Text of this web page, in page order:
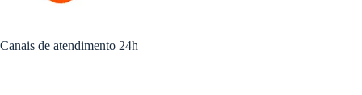
Canais de atendimento 24h